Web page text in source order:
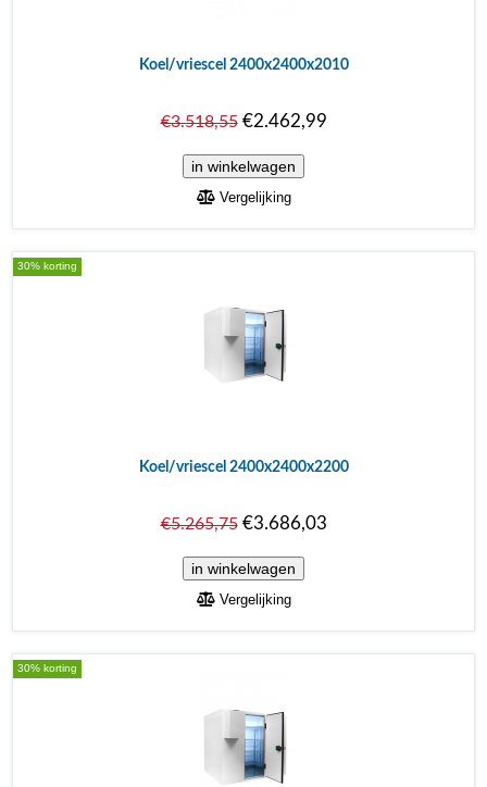
Koel/vriescel 2400x2400x2010
€3.518,55€2.462,99
Vergelijking
30% korting
Koel/vriescel 2400x2400x2200
€5.265,75€3.686,03
Vergelijking
30% korting